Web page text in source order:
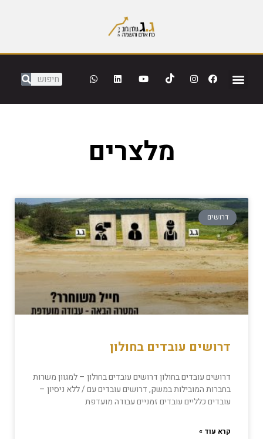
מלצרים
דרושים
דרושים עובדים בחולון
דרושים עובדים בחולון דרושים עובדים בחולון – למגוון משרות
בחברות המובילות במשק, דרושים עובדים עם / ללא ניסיון –
עובדים כלליים עובדים זמניים עבודה מועדפת
קרא עוד »